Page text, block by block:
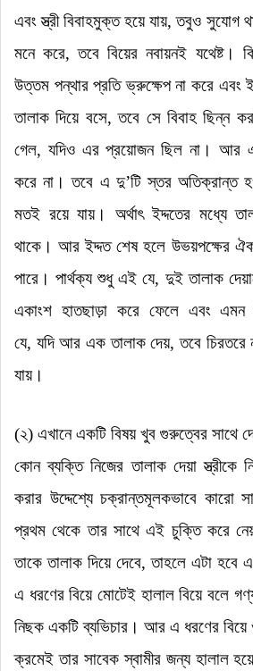
এবং স্ত্রী বিবাহমুক্ত হয়ে যায়, তবুও সুযোগ
মনে করে, তবে বিয়ের নবায়নই যথেষ্ট।
উত্তম পন্থার প্রতি ভ্রুক্ষেপ না করে
তালাক দিয়ে বসে, তবে সে বিবাহ ছিন্ন
গেল, যদিও এর প্রয়োজন ছিল না। আর এ
করে না। তবে এ দু’টি স্তর অতিক্রান্ত
মতই রয়ে যায়। অর্থাৎ ইদ্দতের মধ্যে
থাকে। আর ইদ্দত শেষ হলে উভয়পক্ষের
পারে। পার্থক্য শুধু এই যে, দুই তালাক
একাংশ হাতছাড়া করে ফেলে এবং এমন
যে, যদি আর এক তালাক দেয়, তবে
যায়।
(২) এখানে একটি বিষয় খুব গুরুত্বের সাথে
কোন ব্যক্তি নিজের তালাক দেয়া স্ত্রীকে
করার উদ্দেশ্যে চক্রান্তমূলকভাবে কারো
প্রথম থেকে তার সাথে এই চুক্তি করে
তাকে তালাক দিয়ে দেবে, তাহলে এটা হবে
এ ধরণের বিয়ে মোটেই হালাল বিয়ে বলে
নিছক একটি ব্যভিচার। আর এ ধরণের বিয়ে
ক্রমেই তার সাবেক স্বামীর জন্য হালাল